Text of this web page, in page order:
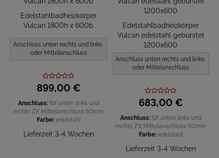
Edelstahlbadheizkörper
Vulcan 1800h x 600b
Anschluss unten rechts und links,
oder Mittelanschluss
899,00 €
Anschluss: SX unten links und
rechts ZX Mittelanschluss 50mm
Farbe: edelstahl
Lieferzeit 3-4 Wochen
Edelstahlbadheizkörper
Vulcan edelstahl gebürstet
1200x600
Anschluss unten rechts und links,
oder Mittelanschluss
683,00 €
Anschluss: SX unten links und
rechts ZX Mittelanschluss 50mm
Farbe: edelstahl
Lieferzeit 3-4 Wochen